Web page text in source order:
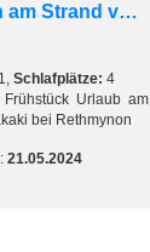
Kreta Ferienwohnungen am Strand von Chrisi Amo
1, Schlafplätze: 4
Urlaub am
bei Rethmynon
21.05.2024